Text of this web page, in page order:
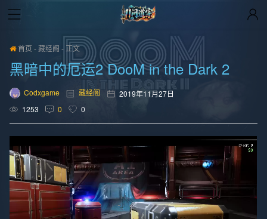
首页 -藏经阁 - 正文
黑暗中的厄运2 DooM in the Dark 2
Codxgame 藏经阁
2019年11月27日
1253
0 0